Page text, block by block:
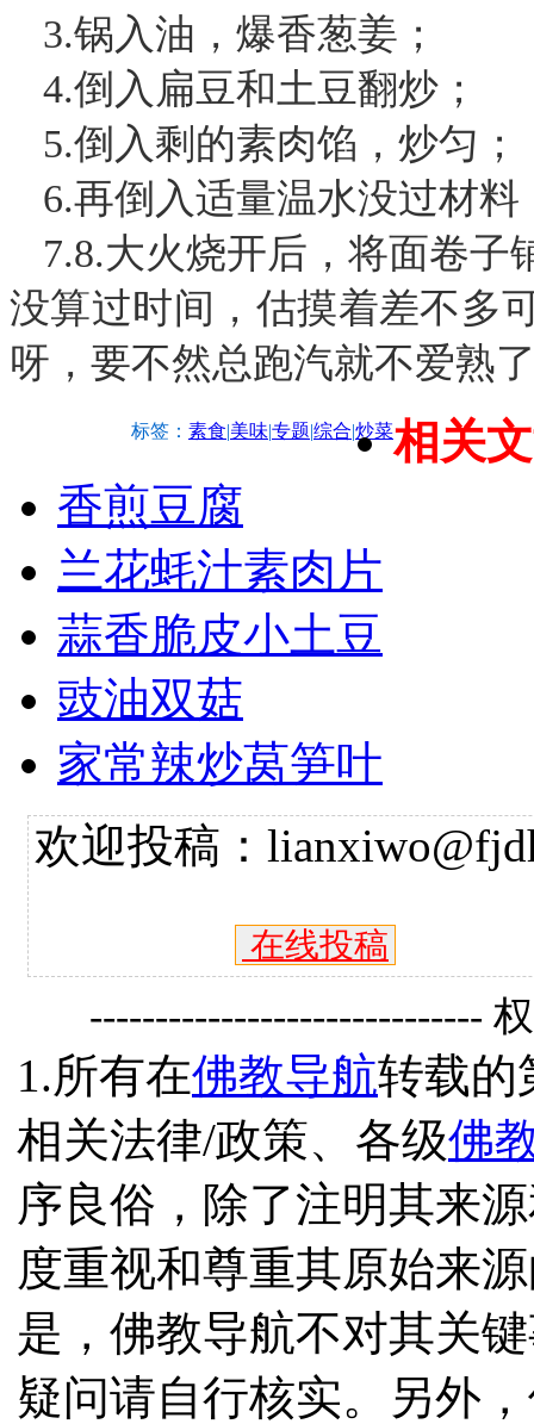
3.锅入油，爆香葱姜；
4.倒入扁豆和土豆翻炒；
5.倒入剩的素肉馅，炒匀；
6.再倒入适量温水没过材料
7.8.大火烧开后，将面卷
没算过时间，估摸着差不多
呀，要不然总跑汽就不爱熟
标签： 素食|美味|专题|综合|炒菜相关
香煎豆腐
兰花蚝汁素肉片
蒜香脆皮小土豆
豉油双菇
家常辣炒莴笋叶
欢迎投稿：
在线投稿
------------------------------
1.所有在佛教导航转载的
相关法律/政策、各级佛
序良俗，除了注明其来
度重视和尊重其原始来
是，佛教导航不对其关
疑问请自行核实。另外